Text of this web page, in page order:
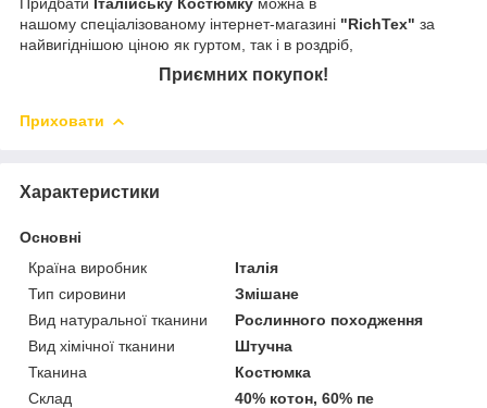
нашому спеціалізованому інтернет-магазині "RichTex" за
найвигіднішою ціною як гуртом, так і в роздріб,
Приємних покупок!
Приховати
Характеристики
Основні
Країна виробник
Італія
Тип сировини
Змішане
Вид натуральної тканини
Рослинного походження
Вид хімічної тканини
Штучна
Тканина
Костюмка
Склад
40% котон, 60% пе